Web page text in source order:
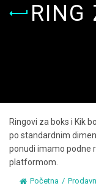
RING
Ringovi za boks i Kik
po standardnim
ponudi imamo podne
platformom.
Početna